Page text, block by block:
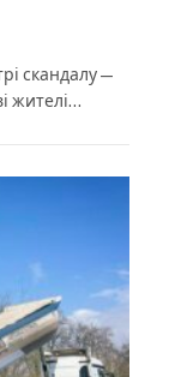
скандалу —
жителі…